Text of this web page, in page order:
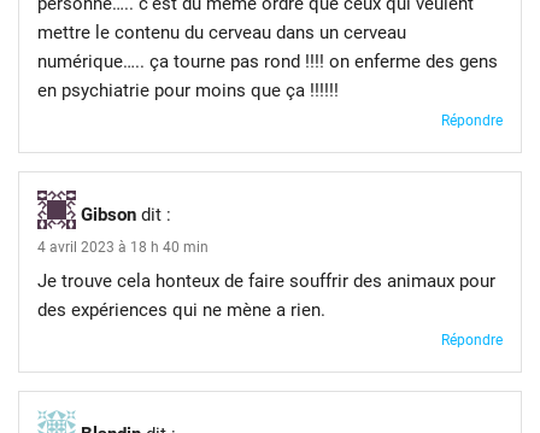
mettre le contenu du cerveau dans un cerveau
numérique….. ça tourne pas rond !!!! on enferme des gens
en psychiatrie pour moins que ça !!!!!!
Répondre
Gibson dit :
4 avril 2023 à 18 h 40 min
Je trouve cela honteux de faire souffrir des animaux pour
des expériences qui ne mène a rien.
Répondre